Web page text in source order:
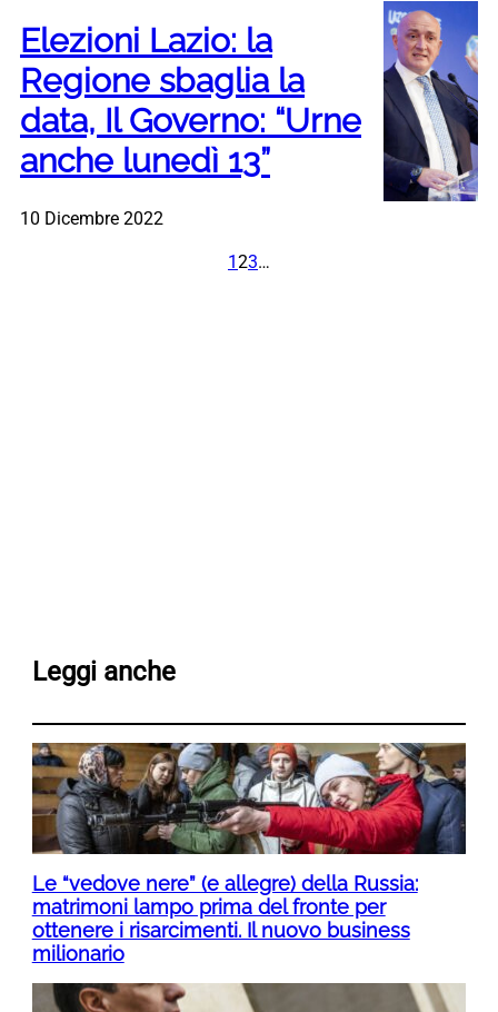
Elezioni Lazio: la
Regione sbaglia la
data, Il Governo: “Urne
anche lunedì 13”
10 Dicembre 2022
1 23…
Leggi anche
Le “vedove nere” (e allegre) della Russia:
matrimoni lampo prima del fronte per
ottenere i risarcimenti. Il nuovo business
milionario